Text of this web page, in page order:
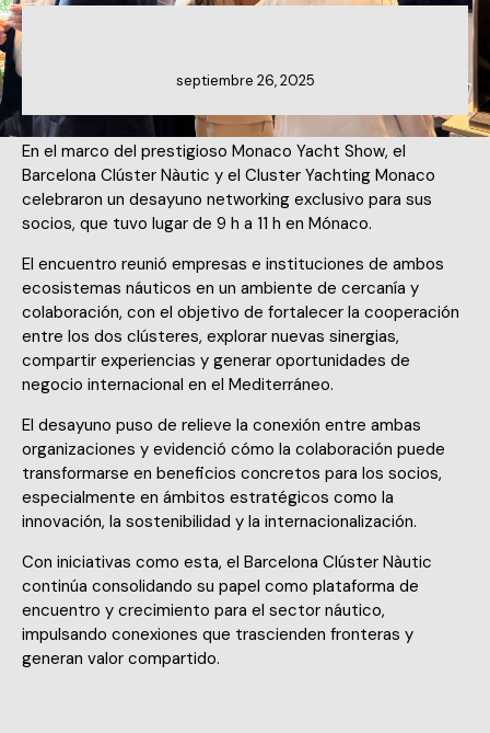
septiembre 26, 2025
En el marco del prestigioso Monaco Yacht Show, el
Barcelona Clúster Nàutic y el Cluster Yachting Monaco
celebraron un desayuno networking exclusivo para sus
socios, que tuvo lugar de 9 h a 11 h en Mónaco.
El encuentro reunió empresas e instituciones de ambos
ecosistemas náuticos en un ambiente de cercanía y
colaboración, con el objetivo de fortalecer la cooperación
entre los dos clústeres, explorar nuevas sinergias,
compartir experiencias y generar oportunidades de
negocio internacional en el Mediterráneo.
El desayuno puso de relieve la conexión entre ambas
organizaciones y evidenció cómo la colaboración puede
transformarse en beneficios concretos para los socios,
especialmente en ámbitos estratégicos como la
innovación, la sostenibilidad y la internacionalización.
Con iniciativas como esta, el Barcelona Clúster Nàutic
continúa consolidando su papel como plataforma de
encuentro y crecimiento para el sector náutico,
impulsando conexiones que trascienden fronteras y
generan valor compartido.